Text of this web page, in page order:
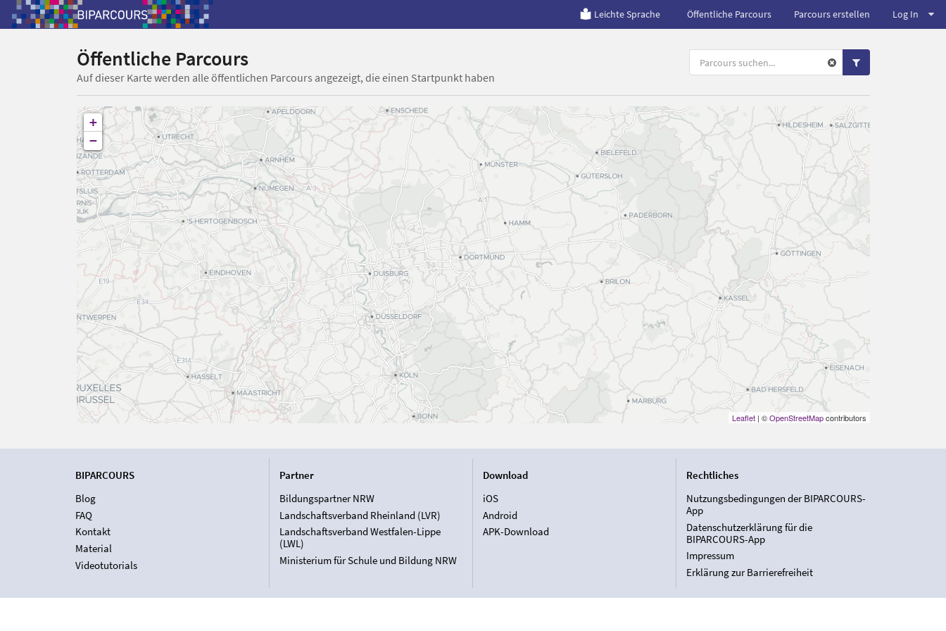
Leichte Sprache Öffentliche Parcours Parcours erstellen Log In
Öffentliche Parcours
Auf dieser Karte werden alle öffentlichen Parcours angezeigt, die einen Startpunkt haben
+
−
Leaflet| ©OpenStreetMapcontributors
BIPARCOURS
Blog
FAQ
Kontakt
Material
Videotutorials
Partner
Bildungspartner NRW
Landschaftsverband Rheinland (LVR)
Landschaftsverband Westfalen-Lippe
(LWL)
Ministerium für Schule und Bildung NRW
Download
iOS
Android
APK-Download
Rechtliches
Nutzungsbedingungen der BIPARCOURS-
App
Datenschutzerklärung für die
BIPARCOURS-App
Impressum
Erklärung zur Barrierefreiheit